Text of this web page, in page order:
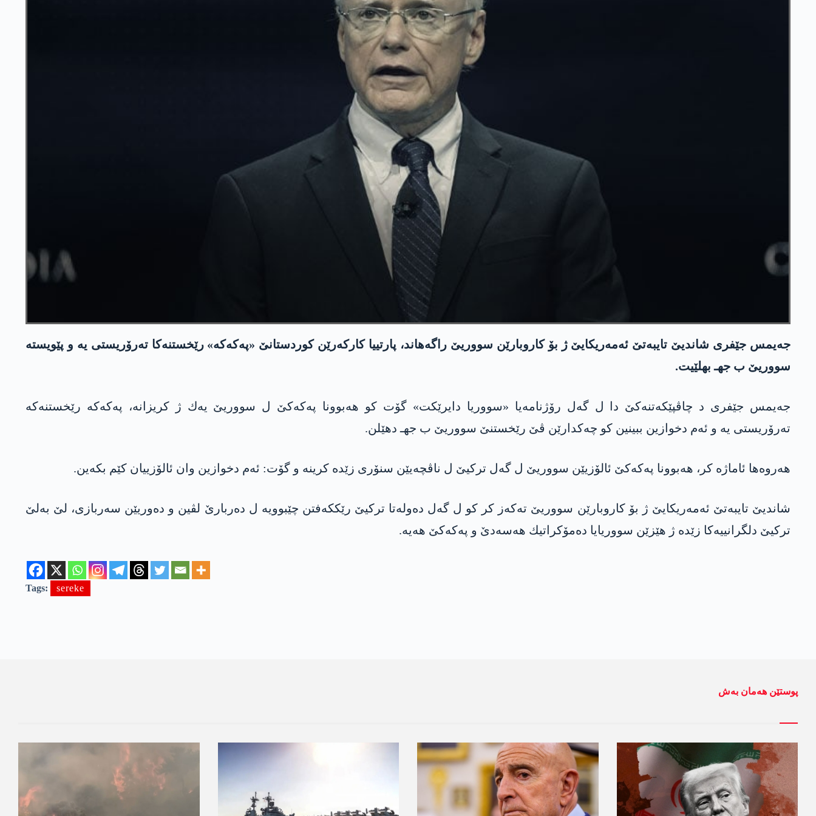
جه‌یمس جێفری شاندیێ تایبه‌تێ ئه‌مه‌ریكایێ ژ بۆ كاروبارێن سووریێ راگه‌هاند، پارتییا كاركه‌رێن كوردستانێ «په‌كه‌كه‌» رێخستنه‌كا ته‌رۆریستی یه‌ و پێویسته‌
سووریێ ب جهـ بهلێیت‌.
جه‌یمس جێفری د چاڤپێكه‌تنه‌كێ دا‌ ل گه‌ل رۆژنامه‌یا «سووریا دایرێكت» گۆت كو هه‌بوونا په‌كه‌كێ ل سووریێ یه‌ك ژ‌ كریزانه‌، په‌كه‌كه‌ رێخستنه‌كه‌
ته‌رۆریستی یه‌ و ئه‌م دخوازین ببینین كو چه‌كدارێن ڤێ رێخستنێ سووریێ ب جهـ دهێلن.
هه‌روه‌ها ئاماژه‌ كر، هه‌بوونا په‌كه‌كێ ئالۆزیێن سووریێ ل گه‌ل تركیێ ل ناڤچه‌یێن سنۆری زێده‌ كرینه‌ و گۆت: ئه‌م دخوازین وان ئالۆزییان كێم بكه‌ین.
شاندیێ تایبه‌تێ ئه‌مه‌ریكایێ ژ بۆ كاروبارێن سووریێ ته‌كه‌ز كر كو ل گه‌ل ده‌وله‌تا تركیێ رێككه‌فتن چێبوویه‌ ل ده‌ربارێ لڤین و ده‌وریێن سه‌ربازی، لێ به‌لێ
تركیێ‌ دلگرانییه‌كا‌ زێده‌ ژ هێزێن سووریایا ده‌مۆكراتیك هه‌سه‌دێ و په‌كه‌كێ هه‌یه‌.
Tags: sereke
پوستێن ھەمان بەش